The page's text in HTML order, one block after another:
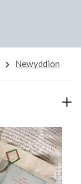
Newyddion